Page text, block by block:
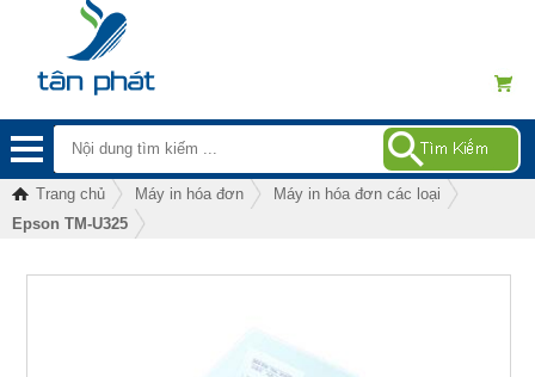
Trang chủ Máy in hóa đơn
Máy in hóa đơn các loại
Epson TM-U325